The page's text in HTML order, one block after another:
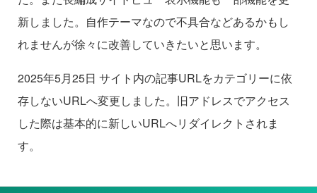
新しました。自作テーマなので不具合などあるかもし
れませんが徐々に改善していきたいと思います。
2025年5月25日 サイト内の記事URLをカテゴリーに依
存しないURLへ変更しました。旧アドレスでアクセス
した際は基本的に新しいURLへリダイレクトされま
す。